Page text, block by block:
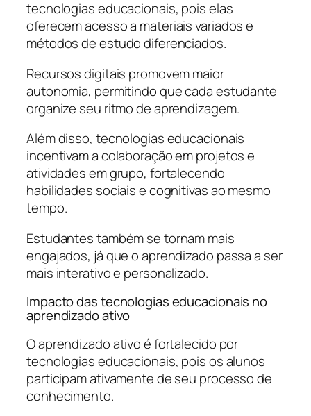
tecnologias educacionais, pois elas
oferecem acesso a materiais variados e
métodos de estudo diferenciados.
Recursos digitais promovem maior
autonomia, permitindo que cada estudante
organize seu ritmo de aprendizagem.
Além disso, tecnologias educacionais
incentivam a colaboração em projetos e
atividades em grupo, fortalecendo
habilidades sociais e cognitivas ao mesmo
tempo.
Estudantes também se tornam mais
engajados, já que o aprendizado passa a ser
mais interativo e personalizado.
Impacto das tecnologias educacionais no
aprendizado ativo
O aprendizado ativo é fortalecido por
tecnologias educacionais, pois os alunos
participam ativamente de seu processo de
conhecimento.